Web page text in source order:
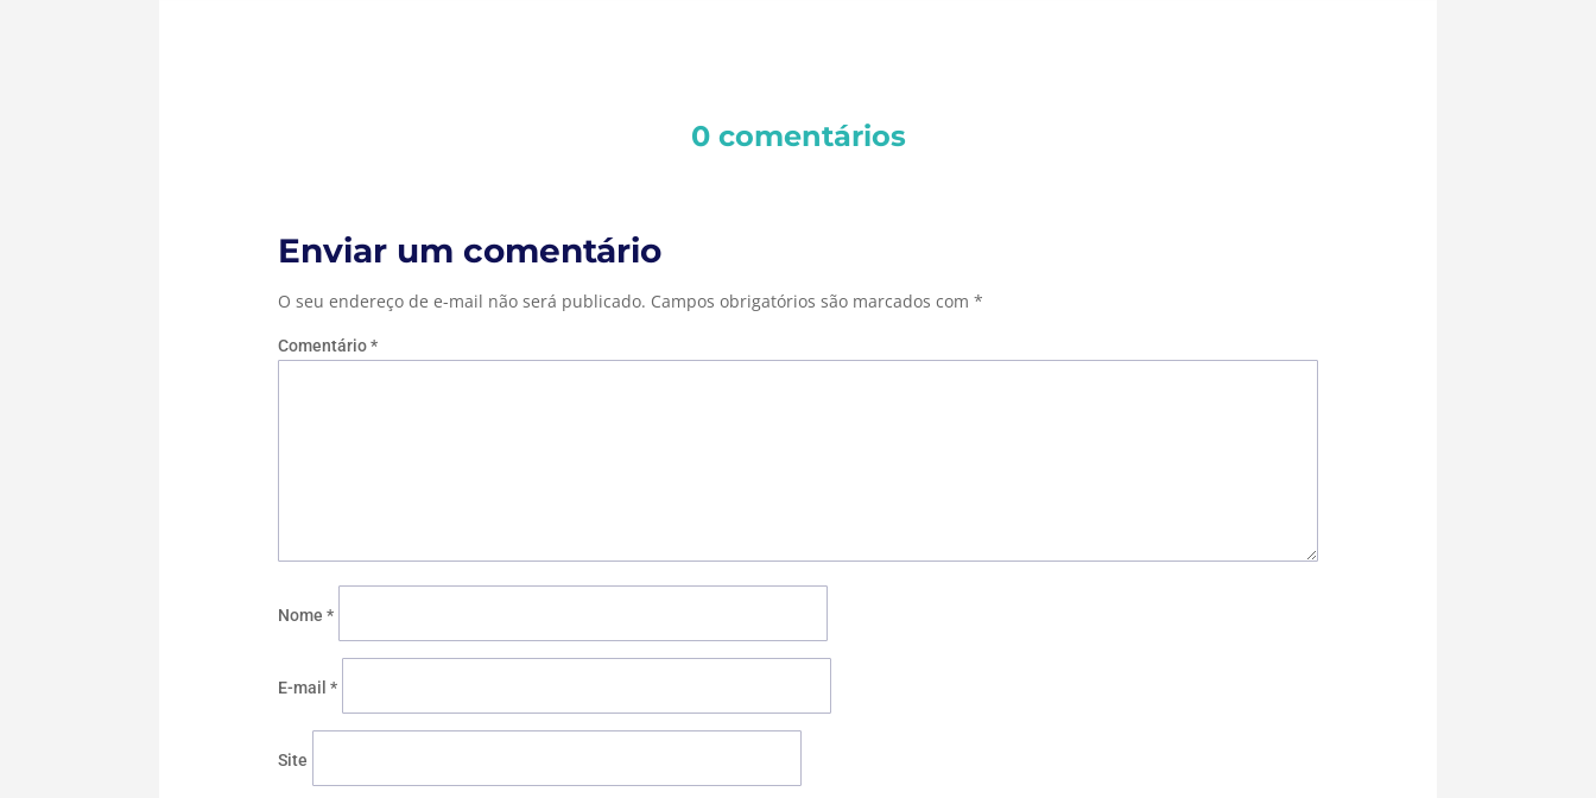
0 comentários
Enviar um comentário
O seu endereço de e-mail não será publicado. Campos obrigatórios são marcados com*
Comentário*
Nome*
E-mail*
Site